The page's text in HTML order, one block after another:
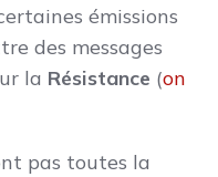
émissions
des messages
la Résistance (on
pas toutes la